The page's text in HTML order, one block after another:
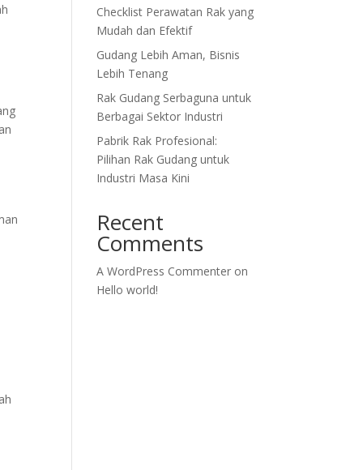
Checklist Perawatan Rak yang
Mudah dan Efektif
Gudang Lebih Aman, Bisnis
Lebih Tenang
Rak Gudang Serbaguna untuk
Berbagai Sektor Industri
Pabrik Rak Profesional:
Pilihan Rak Gudang untuk
Industri Masa Kini
Recent
Comments
A WordPress Commenter on
Hello world!